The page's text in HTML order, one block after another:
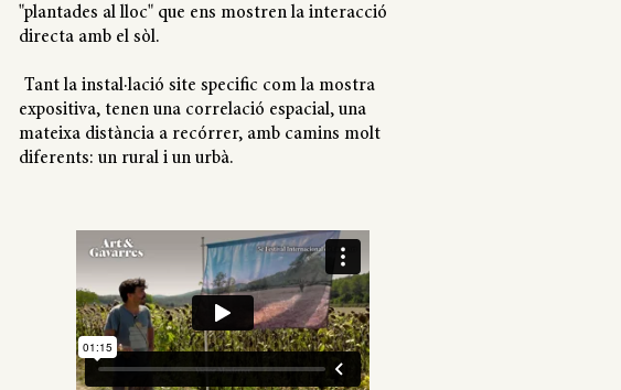
"plantades al lloc" que ens mostren la interacció
directa amb el sòl.
Tant la instal·lació site specific com la mostra
expositiva, tenen una correlació espacial, una
mateixa distància a recórrer, amb camins molt
diferents: un rural i un urbà.